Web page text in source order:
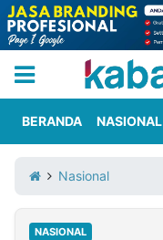
Iklan
Berita
Kami
BERANDA NASIONAL
Nasional
NASIONAL